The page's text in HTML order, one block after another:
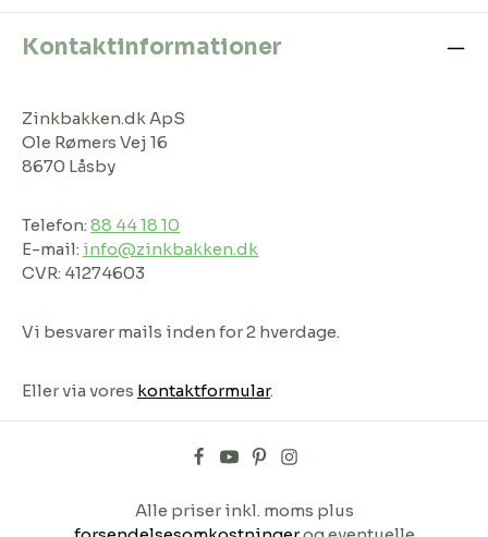
Kontaktinformationer
Zinkbakken.dk ApS
Ole Rømers Vej 16
8670 Låsby
Telefon: 88 44 18 10
E-mail: info@zinkbakken.dk
CVR: 41274603
Vi besvarer mails inden for 2 hverdage.
Eller via vores kontaktformular.
Alle priser inkl. moms plus